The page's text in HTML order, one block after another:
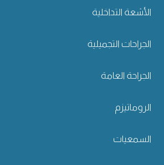
الأشعة التداخلية
الجراحات التجميلية
الجراحة العامة
الروماتيزم
السمعيات